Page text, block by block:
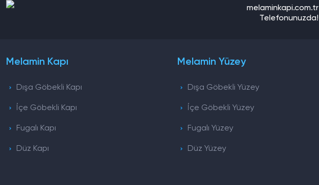
melaminkapi.com.tr
Telefonunuzda!
Melamin Kapı
Dışa Göbekli Kapı
İçe Göbekli Kapı
Fugalı Kapı
Düz Kapı
Melamin Yüzey
Dışa Göbekli Yüzey
İçe Göbekli Yüzey
Fugalı Yüzey
Düz Yüzey